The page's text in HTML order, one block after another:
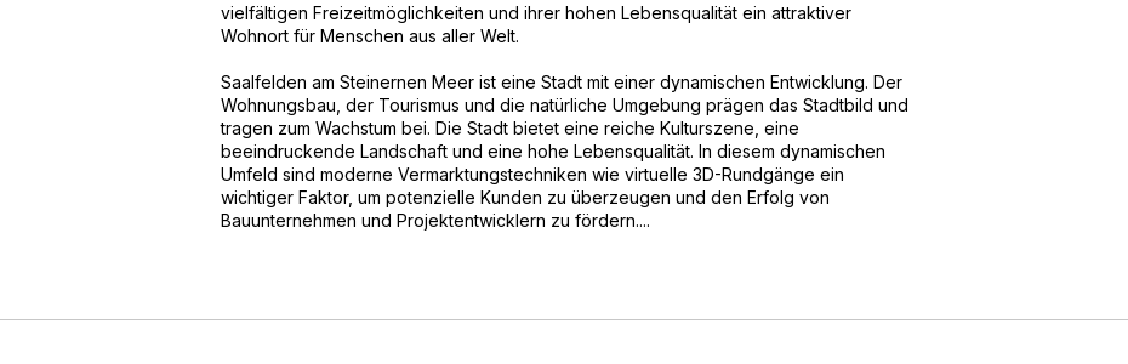
vielfältigen Freizeitmöglichkeiten und ihrer hohen Lebensqualität ein attraktiver
Wohnort für Menschen aus aller Welt.
Saalfelden am Steinernen Meer ist eine Stadt mit einer dynamischen Entwicklung. Der
Wohnungsbau, der Tourismus und die natürliche Umgebung prägen das Stadtbild und
tragen zum Wachstum bei. Die Stadt bietet eine reiche Kulturszene, eine
beeindruckende Landschaft und eine hohe Lebensqualität. In diesem dynamischen
Umfeld sind moderne Vermarktungstechniken wie virtuelle 3D-Rundgänge ein
wichtiger Faktor, um potenzielle Kunden zu überzeugen und den Erfolg von
Bauunternehmen und Projektentwicklern zu fördern....